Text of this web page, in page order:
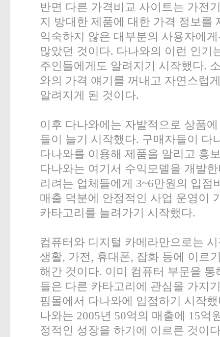
반면 다른 가격비교 사이트는 가전
지 방대한 제품에 대한 가격 정보를
익숙하지 않은 대부분의 사용자에
많았던 것이다. 다나와의 이런 인기
주인들에게도 알려지기 시작했다.
와의 가격 얘기를 꺼내고 자연스럽
알려지게 된 것이다.
이후 다나와에는 자발적으로 상품
들이 늘기 시작했다. 구매자들이 다
다나와를 이용해 제품을 알리고 홍
다나와는 여기서 수익모델을 개발
리려는 업체들에게 3~6만원의 입점
매출 덕분에 안정적인 사업 운영이
카타고리를 늘려가기 시작했다.
컴퓨터와 디지털 카메라만으로는
생활, 가전, 휴대폰, 잡화 등에 이르
해간 것이다. 이미 컴퓨터 부문을
들은 다른 카타고리에 관심을 가지
핑몰에서 다나와에 입점하기 시작
나와는 2005년 50억의 매출에 15억
정적인 성장을 하기에 이르른 것이